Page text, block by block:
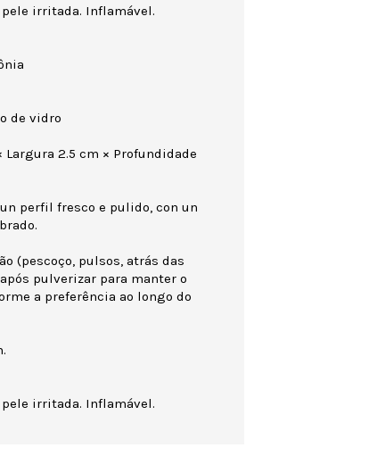
irritada. Inflamável.
de vidro
Largura 2.5 cm × Profundidade
perfil fresco e pulido, con un
(pescoço, pulsos, atrás das
pulverizar para manter o
a preferência ao longo do
irritada. Inflamável.